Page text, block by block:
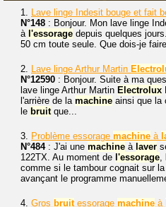
1. Lave linge Indesit bouge et fait
N°148 : Bonjour. Mon lave linge
à l'essorage depuis quelques
50 cm toute seule. Que dois-je
2. Lave linge Arthur Martin
N°12590 : Bonjour. Suite à ma
lave linge Arthur Martin Electrolux
l'arrière de la machine ainsi que la
le bruitque...
3. Problème essorage machine à
N°484: J'ai une machine à laver
122TX. Au moment de l'essorage,
comme si le tambour cognait sur
avançant le programme
4. Gros bruitessorage machine à